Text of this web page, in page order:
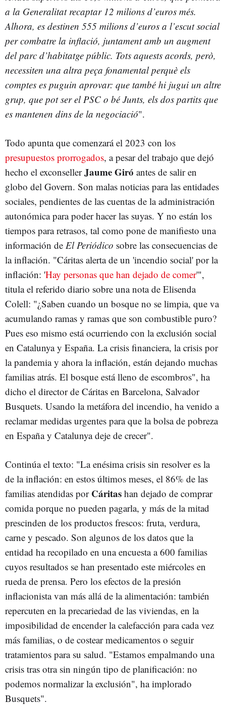
a la Generalitat recaptar 12 milions d’euros més.
Alhora, es destinen 555 milions d’euros a l’escut social
per combatre la inflació, juntament amb un augment
del parc d’habitatge públic. Tots aquests acords, però,
necessiten una altra peça fonamental perquè els
comptes es puguin aprovar: que també hi jugui un altre
grup, que pot ser el PSC o bé Junts, els dos partits que
es mantenen dins de la negociació".
Todo apunta que comenzará el 2023 con los
presupuestos prorrogados, a pesar del trabajo que dejó
hecho el exconsellerJaume Giró antes de salir en
globo del Govern. Son malas noticias para las entidades
sociales, pendientes de las cuentas de la administración
autonómica para poder hacer las suyas. Y no están los
tiempos para retrasos, tal como pone de manifiesto una
información de El Periódico sobre las consecuencias de
la inflación. "Cáritas alerta de un 'incendio social' por la
inflación: 'Hay personas que han dejado de comer'",
titula el referido diario sobre una nota de Elisenda
Colell: "¿Saben cuando un bosque no se limpia, que va
acumulando ramas y ramas que son combustible puro?
Pues eso mismo está ocurriendo con la exclusión social
en Catalunya y España. La crisis financiera, la crisis por
la pandemia y ahora la inflación, están dejando muchas
familias atrás. El bosque está lleno de escombros", ha
dicho el director de Cáritas en Barcelona, Salvador
Busquets. Usando la metáfora del incendio, ha venido a
reclamar medidas urgentes para que la bolsa de pobreza
en España y Catalunya deje de crecer".
Continúa el texto: "La enésima crisis sin resolver es la
de la inflación: en estos últimos meses, el 86% de las
familias atendidas porCáritas han dejado de comprar
comida porque no pueden pagarla, y más de la mitad
prescinden de los productos frescos: fruta, verdura,
carne y pescado. Son algunos de los datos que la
entidad ha recopilado en una encuesta a 600 familias
cuyos resultados se han presentado este miércoles en
rueda de prensa. Pero los efectos de la presión
inflacionista van más allá de la alimentación: también
repercuten en la precariedad de las viviendas, en la
imposibilidad de encender la calefacción para cada vez
más familias, o de costear medicamentos o seguir
tratamientos para su salud. "Estamos empalmando una
crisis tras otra sin ningún tipo de planificación: no
podemos normalizar la exclusión", ha implorado
Busquets".